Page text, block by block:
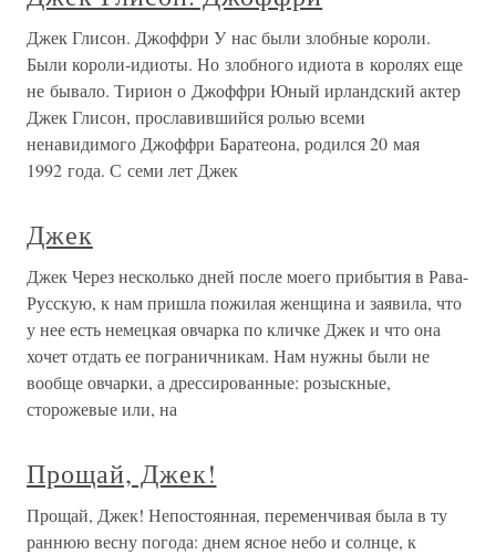
Джек Глисон. Джоффри У нас были злобные короли.
Были короли-идиоты. Но злобного идиота в королях еще
не бывало. Тирион о Джоффри Юный ирландский актер
Джек Глисон, прославившийся ролью всеми
ненавидимого Джоффри Баратеона, родился 20 мая
1992 года. С семи лет Джек
Джек
Джек Через несколько дней после моего прибытия в Рава-
Русскую, к нам пришла пожилая женщина и заявила, что
у нее есть немецкая овчарка по кличке Джек и что она
хочет отдать ее пограничникам. Нам нужны были не
вообще овчарки, а дрессированные: розыскные,
сторожевые или, на
Прощай, Джек!
Прощай, Джек! Непостоянная, переменчивая была в ту
раннюю весну погода: днем ясное небо и солнце, к